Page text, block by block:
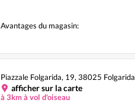
Avantages du magasin:
Piazzale Folgarida, 19, 38025 Folgarida
afficher sur la carte
à 3km à vol d'oiseau